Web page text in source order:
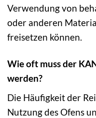
Verwendung von
oder anderen
freisetzen können.
Wie oft muss der
werden?
Die Häufigkeit der
Nutzung des Ofens